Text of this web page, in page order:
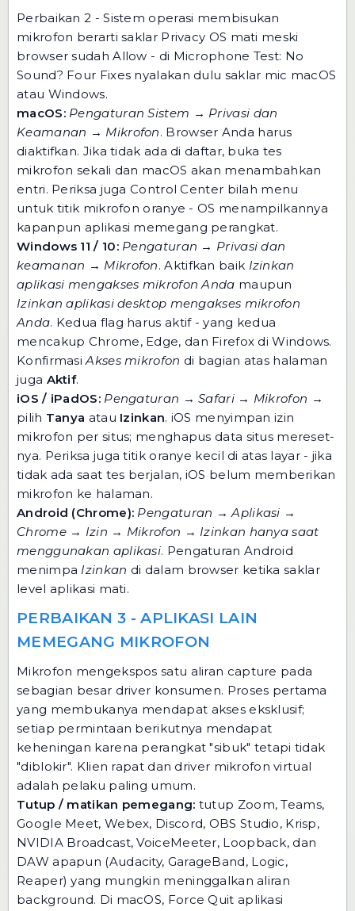
Perbaikan 2 - Sistem operasi membisukan
mikrofon berarti saklar Privacy OS mati meski
browser sudah Allow - di Microphone Test: No
Sound? Four Fixes nyalakan dulu saklar mic macOS
atau Windows.
macOS: Pengaturan Sistem → Privasi dan
Keamanan → Mikrofon. Browser Anda harus
diaktifkan. Jika tidak ada di daftar, buka tes
mikrofon sekali dan macOS akan menambahkan
entri. Periksa juga Control Center bilah menu
untuk titik mikrofon oranye - OS menampilkannya
kapanpun aplikasi memegang perangkat.
Windows 11 / 10: Pengaturan → Privasi dan
keamanan → Mikrofon. Aktifkan baik Izinkan
aplikasi mengakses mikrofon Anda maupun
Izinkan aplikasi desktop mengakses mikrofon
Anda. Kedua flag harus aktif - yang kedua
mencakup Chrome, Edge, dan Firefox di Windows.
KonfirmasiAkses mikrofon di bagian atas halaman
juga Aktif.
iOS / iPadOS: Pengaturan → Safari → Mikrofon →
pilih Tanya atau Izinkan. iOS menyimpan izin
mikrofon per situs; menghapus data situs mereset-
nya. Periksa juga titik oranye kecil di atas layar - jika
tidak ada saat tes berjalan, iOS belum memberikan
mikrofon ke halaman.
Android (Chrome): Pengaturan → Aplikasi →
Chrome → Izin → Mikrofon → Izinkan hanya saat
menggunakan aplikasi. Pengaturan Android
menimpa Izinkan di dalam browser ketika saklar
level aplikasi mati.
PERBAIKAN 3 - APLIKASI LAIN
MEMEGANG MIKROFON
Mikrofon mengekspos satu aliran capture pada
sebagian besar driver konsumen. Proses pertama
yang membukanya mendapat akses eksklusif;
setiap permintaan berikutnya mendapat
keheningan karena perangkat "sibuk" tetapi tidak
"diblokir". Klien rapat dan driver mikrofon virtual
adalah pelaku paling umum.
Tutup / matikan pemegang: tutup Zoom, Teams,
Google Meet, Webex, Discord, OBS Studio, Krisp,
NVIDIA Broadcast, VoiceMeeter, Loopback, dan
DAW apapun (Audacity, GarageBand, Logic,
Reaper) yang mungkin meninggalkan aliran
background. Di macOS, Force Quit aplikasi